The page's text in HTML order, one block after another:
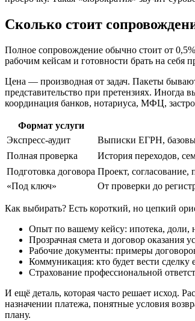
Сколько стоит
Полное сопровождение обычно стоит от
рабочим кейсам и готовности брать на себя
Цена — производная от задач. Пакеты
представительство при претензиях. Иногда
координация банков, нотариуса, МФЦ,
Формат услуги
Экспресс‑аудит
Выписки ЕГРН,
Полная проверка
История переходов,
Подготовка договора Проект, согласование,
«Под ключ»
От проверки до
Как выбирать? Есть короткий, но цепкий
Опыт по вашему кейсу: ипотека, доли,
Прозрачная смета и договор оказания
Рабочие документы: примеры
Коммуникация: кто будет вести сделку
Страхование профессиональной
И ещё деталь, которая часто решает исход.
назначении платежа, понятные условия
плану.